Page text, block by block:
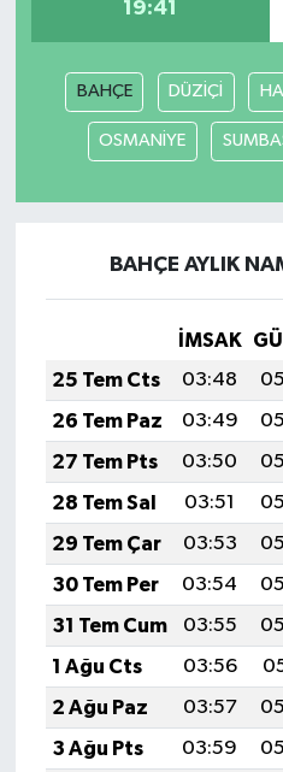
19:41
BAHÇE DÜZİÇİ
OSMANİYE
BAHÇE AYLIK
İMSAK
25 Tem Cts
03:48
26 Tem Paz
03:49
27 Tem Pts
03:50
28 Tem Sal
03:51
29 Tem Çar
03:53
30 Tem Per
03:54
31 Tem Cum
03:55
1 Ağu Cts
03:56
2 Ağu Paz
03:57
3 Ağu Pts
03:59